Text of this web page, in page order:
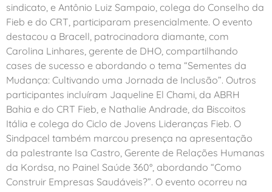
sindicato, e Antônio Luiz Sampaio, colega do Conselho da
Fieb e do CRT, participaram presencialmente. O evento
destacou a Bracell, patrocinadora diamante, com
Carolina Linhares, gerente de DHO, compartilhando
cases de sucesso e abordando o tema “Sementes da
Mudança: Cultivando uma Jornada de Inclusão”. Outros
participantes incluíram Jaqueline El Chami, da ABRH
Bahia e do CRT Fieb, e Nathalie Andrade, da Biscoitos
Itália e colega do Ciclo de Jovens Lideranças Fieb. O
Sindpacel também marcou presença na apresentação
da palestrante Isa Castro, Gerente de Relações Humanas
da Kordsa, no Painel Saúde 360°, abordando “Como
Construir Empresas Saudáveis?”. O evento ocorreu na